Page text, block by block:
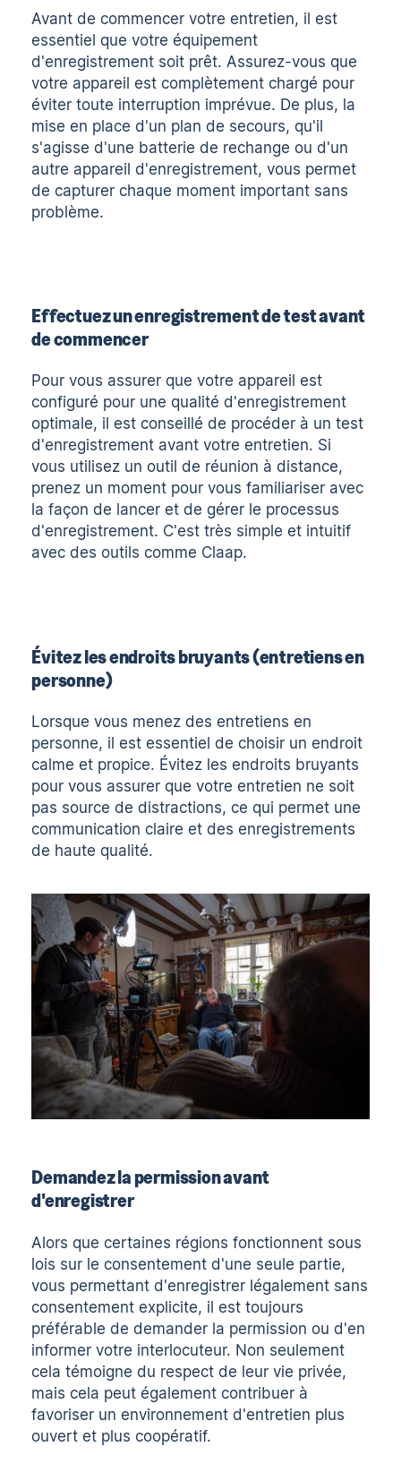
Avant de commencer votre entretien, il est
essentiel que votre équipement
d'enregistrement soit prêt. Assurez-vous que
votre appareil est complètement chargé pour
éviter toute interruption imprévue. De plus, la
mise en place d'un plan de secours, qu'il
s'agisse d'une batterie de rechange ou d'un
autre appareil d'enregistrement, vous permet
de capturer chaque moment important sans
problème.
Effectuez un enregistrement de test avant
de commencer
Pour vous assurer que votre appareil est
configuré pour une qualité d'enregistrement
optimale, il est conseillé de procéder à un test
d'enregistrement avant votre entretien. Si
vous utilisez un outil de réunion à distance,
prenez un moment pour vous familiariser avec
la façon de lancer et de gérer le processus
d'enregistrement. C'est très simple et intuitif
avec des outils comme Claap.
Évitez les endroits bruyants (entretiens en
personne)
Lorsque vous menez des entretiens en
personne, il est essentiel de choisir un endroit
calme et propice. Évitez les endroits bruyants
pour vous assurer que votre entretien ne soit
pas source de distractions, ce qui permet une
communication claire et des enregistrements
de haute qualité.
Demandez la permission avant
d'enregistrer
Alors que certaines régions fonctionnent sous
lois sur le consentement d'une seule partie,
vous permettant d'enregistrer légalement sans
consentement explicite, il est toujours
préférable de demander la permission ou d'en
informer votre interlocuteur. Non seulement
cela témoigne du respect de leur vie privée,
mais cela peut également contribuer à
favoriser un environnement d'entretien plus
ouvert et plus coopératif.